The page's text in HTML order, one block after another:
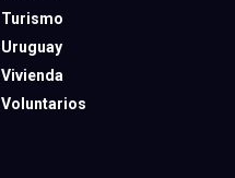
Turismo
Uruguay
Vivienda
Voluntarios